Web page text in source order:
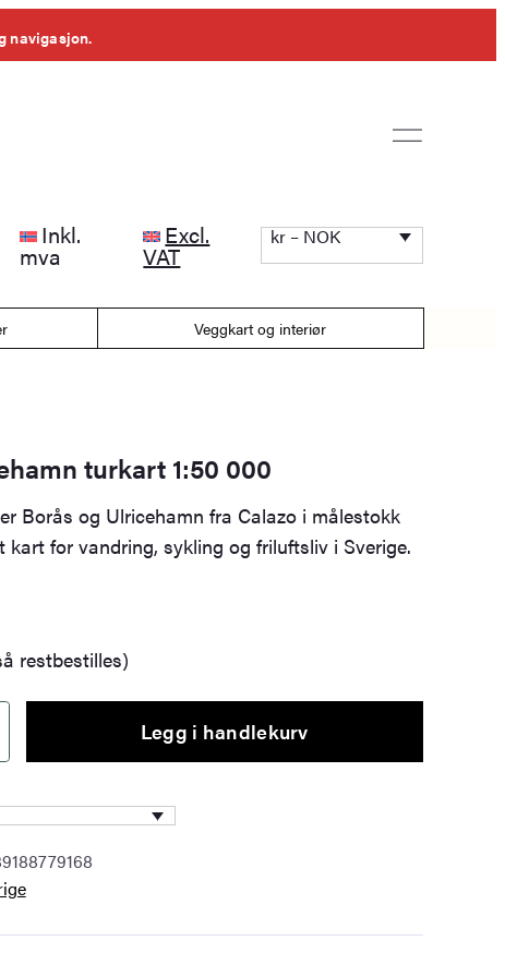
navigasjon.
Inkl.
mva
Excl.
VAT
kr – NOK
Veggkart og interiør
turkart 1:50 000
Borås og Ulricehamn fra Calazo i målestokk
kart for vandring, sykling og friluftsliv i Sverige.
restbestilles)
Legg i handlekurv